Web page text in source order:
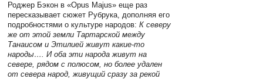
Роджер Бэкон в «Opus Majus» еще раз
пересказывает сюжет Рубрука, дополняя его
подробностями о культуре народов:К северу
же от этой земли Тартарской между
Танаисом и Этилией живут какие-то
народы…. И оба эти народа живут на
севере, рядом с полюсом, но более удален
от севера народ, живущий сразу за рекой